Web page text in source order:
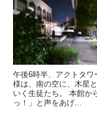
午後6時半、アクトタワ
様は、南の空に、木星
いく生徒たち。 本館か
っ！」と声をあげ...